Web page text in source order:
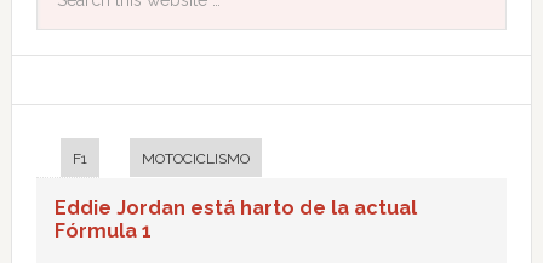
F1 MOTOCICLISMO
Eddie Jordan está harto de la actual
Fórmula 1